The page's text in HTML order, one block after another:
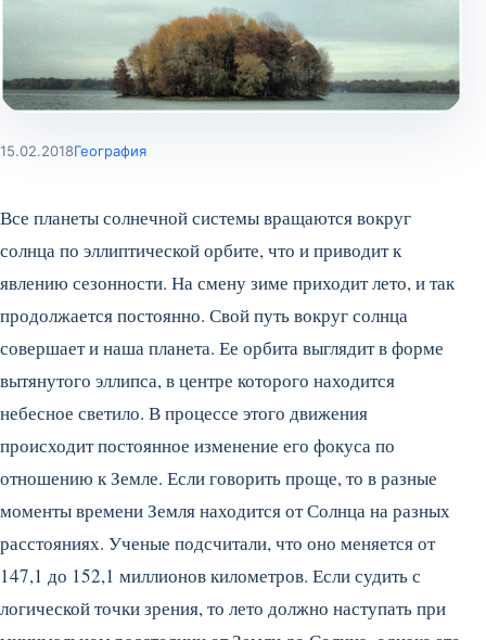
15.02.2018География
Все планеты солнечной системы вращаются вокруг
солнца по эллиптической орбите, что и приводит к
явлению сезонности. На смену зиме приходит лето, и так
продолжается постоянно. Свой путь вокруг солнца
совершает и наша планета. Ее орбита выглядит в форме
вытянутого эллипса, в центре которого находится
небесное светило. В процессе этого движения
происходит постоянное изменение его фокуса по
отношению к Земле. Если говорить проще, то в разные
моменты времени Земля находится от Солнца на разных
расстояниях. Ученые подсчитали, что оно меняется от
147,1 до 152,1 миллионов километров. Если судить с
логической точки зрения, то лето должно наступать при